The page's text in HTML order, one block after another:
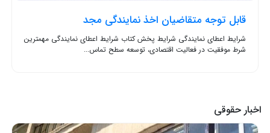
قابل توجه متقاضیان اخذ نمایندگی مجد
شرایط اعطای نمایندگی شرایط پخش کتاب شرایط اعطای نمایندگی مهمترین
شرط موفقیت در فعالیت اقتصادی، توسعه سطح تماس...
اخبار حقوقی